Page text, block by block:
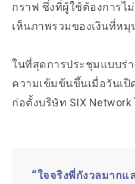
กราฟ ซึ่งที่ผู้ใช้ต้องการไ
เห็นภาพรวมของเงินที่ห
ในที่สุดการประชุมแบบร่
ความเข้มข้นขึ้นเมื่อวันเปิ
ก่อตั้งบริษัท SIX
“ใจจริงพี่กังวลมาก